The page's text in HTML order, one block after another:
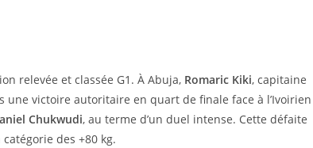
relevée et classée G1. À Abuja, Romaric Kiki, capitaine
victoire autoritaire en quart de finale face à l’Ivoirien
Chukwudi, au terme d’un duel intense. Cette défaite
des +80 kg.